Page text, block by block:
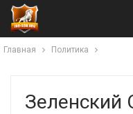
Главная Политика
Зеленский